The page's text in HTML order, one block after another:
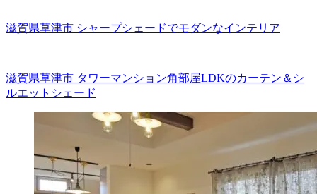
滋賀県草津市 シャープシェードでモダンなインテリア
滋賀県草津市 タワーマンション角部屋LDKのカーテン＆シ
ルエットシェード